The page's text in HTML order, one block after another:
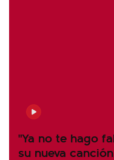
"Ya no te hago
su nueva